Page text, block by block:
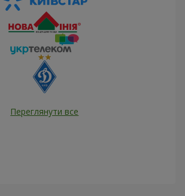
Переглянути все